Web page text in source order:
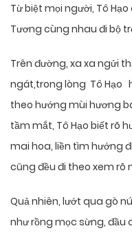
Từ biệt mọi người, Tô
Tương cùng nhau đi bộ
Trên đường, xa xa ngửi
ngát,trong lòng Tô Hạo
theo hướng mùi hương
tầm mắt, Tô Hạo biết rõ
mai hoa, liền tìm hướng
cũng đều đi theo xem rõ
Quả nhiên, lướt qua gò
như rồng mọc sừng, đầu